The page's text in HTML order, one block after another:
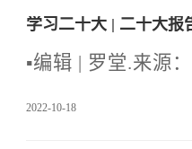
学理念和办学思
学校的建设发展
点了解了我院二
好队伍建设，抓好
学习二十大 | 二十大报
▪️编辑 | 罗堂.来源
2022-10-18